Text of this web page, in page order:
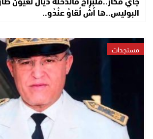
البوليس..هَا أشْ لْقَاوْ عَنْدُو..
مستجدات